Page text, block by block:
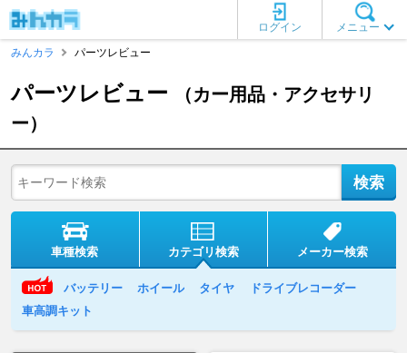
メニュー
ログイン
みんカラ
パーツレビュー
パーツレビュー
（カー用品・アクセサリ
ー）
車種検索 カテゴリ検索 メーカー検索
バッテリー ホイール タイヤ
ドライブレコーダー
車高調キット